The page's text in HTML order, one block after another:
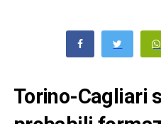
Torino-Cagliari